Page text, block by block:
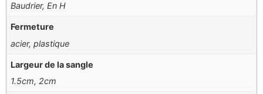
Baudrier, En H
Fermeture
acier, plastique
Largeur de la sangle
1.5cm, 2cm